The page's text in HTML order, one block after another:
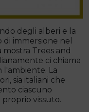
degli alberi e la
immersione nel
Trees and
ci chiama
l'ambiente. La
sia italiani che
ciascuno
proprio vissuto.